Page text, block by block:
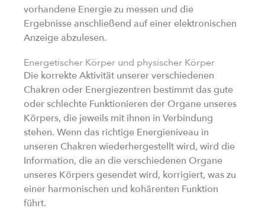
vorhandene Energie zu messen und die
Ergebnisse anschließend auf einer elektronischen
Anzeige abzulesen.
Energetischer Körper und physischer Körper
Die korrekte Aktivität unserer verschiedenen
Chakren oder Energiezentren bestimmt das gute
oder schlechte Funktionieren der Organe unseres
Körpers, die jeweils mit ihnen in Verbindung
stehen. Wenn das richtige Energieniveau in
unseren Chakren wiederhergestellt wird, wird die
Information, die an die verschiedenen Organe
unseres Körpers gesendet wird, korrigiert, was zu
einer harmonischen und kohärenten Funktion
führt.